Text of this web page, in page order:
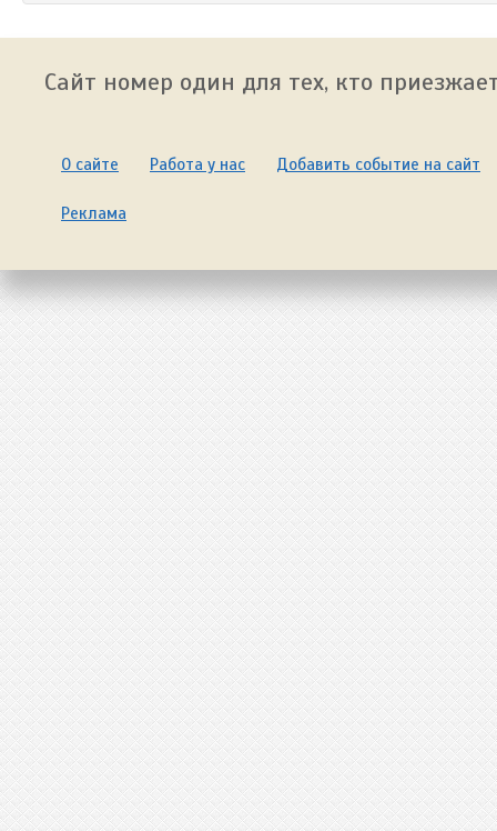
Сайт номер один для тех, кто
О сайте Работа у нас Добавить событие на сайт
Реклама